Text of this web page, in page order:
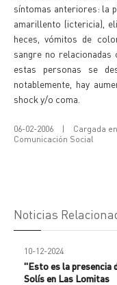
síntomas anteriores: la
amarillento (ictericia),
heces, vómitos de
sangre no
estas personas se
notablemente, hay
shock y/o coma.
06-02-2006 | Cargada en
Comunicación Social
Noticias
10-12-2024
"Esto es la presencia
Solís en Las Lomitas